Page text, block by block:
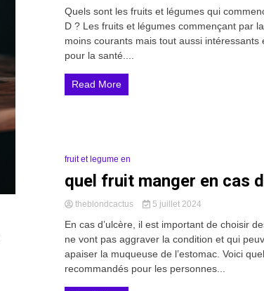
Quels sont les fruits et légumes qui
D ? Les fruits et légumes commençant par
moins courants mais tout aussi intéressants
pour la santé....
Read More
3 Minutes
fruit et legume en
quel fruit manger en cas
theblondcactus 5 juillet 2024
En cas d’ulcère, il est important de choisir
ne vont pas aggraver la condition et qui
apaiser la muqueuse de l’estomac. Voici
recommandés pour les personnes...